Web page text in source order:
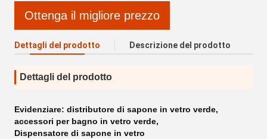
Ottenga il migliore prezzo
Dettagli del prodotto Descrizione del prodotto
Dettagli del prodotto
Evidenziare: distributore di sapone in vetro verde,
accessori per bagno in vetro verde,
Dispensatore di sapone in vetro